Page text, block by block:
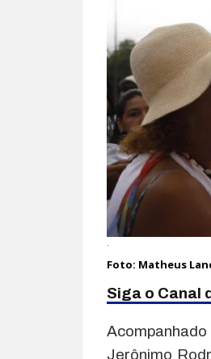
Foto: Matheus
Siga o Canal
Jerônimo